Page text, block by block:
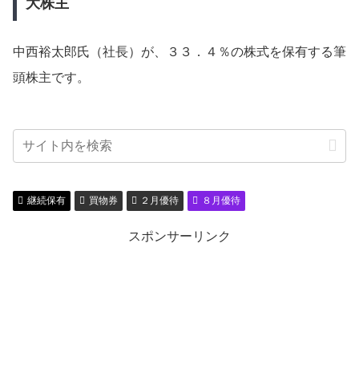
大株主
中西裕太郎氏（社長）が、３３．４％の株式を保有する筆
頭株主です。
継続保有 買物券 ２月優待 ８月優待
スポンサーリンク